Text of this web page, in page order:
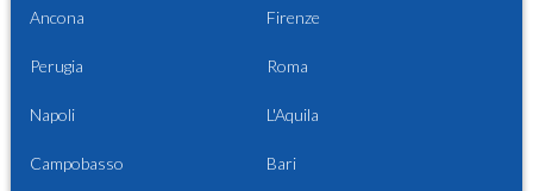
Ancona Firenze
Perugia Roma
Napoli L'Aquila
Campobasso Bari